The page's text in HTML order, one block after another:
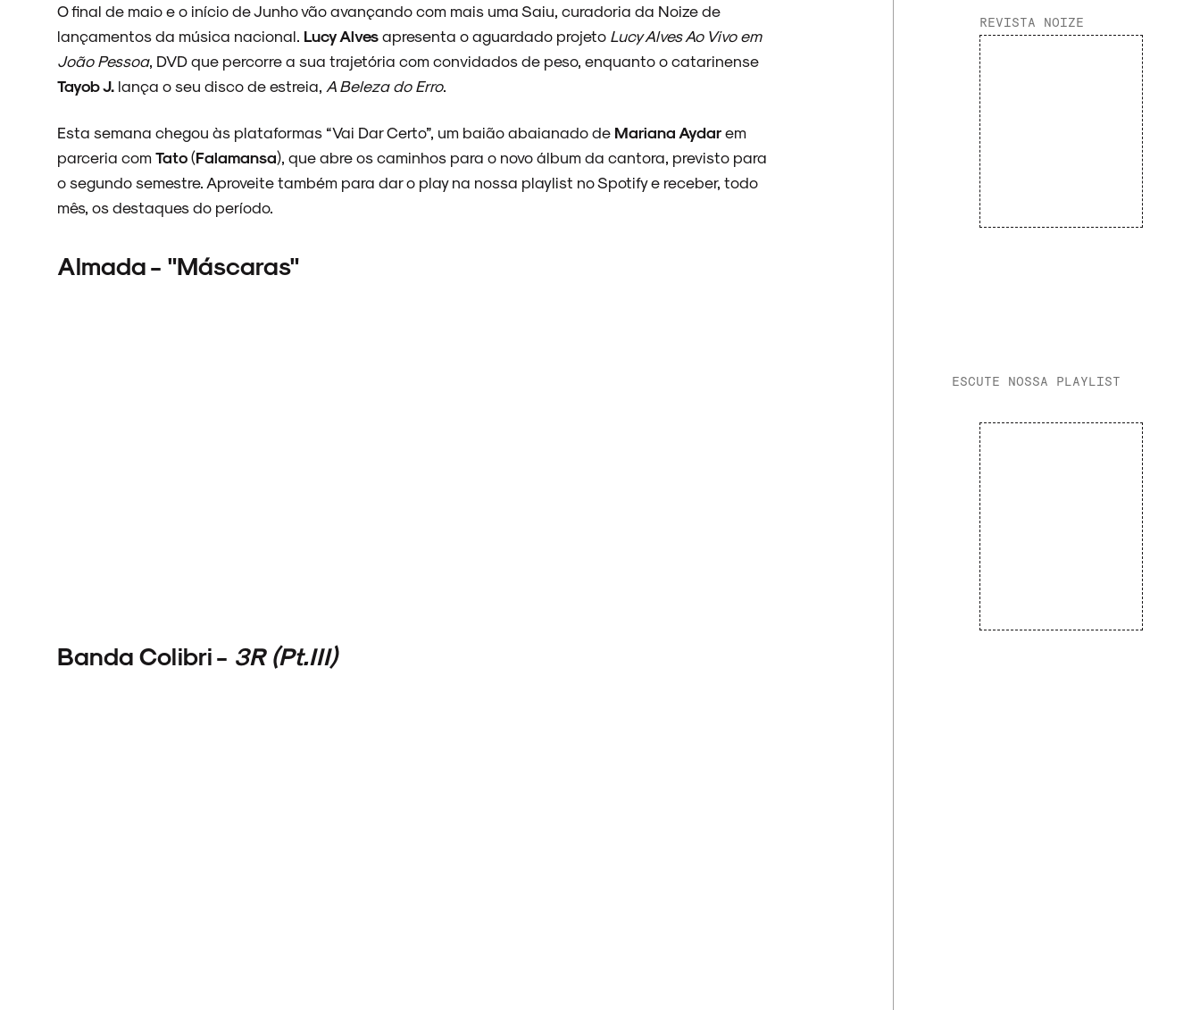
ARQUIVO
O final de maio e o início de Junho vão avançando com mais uma Saiu, curadoria da Noize de
lançamentos da música nacional. Lucy Alvesapresenta o aguardado projeto Lucy Alves Ao Vivo em
João Pessoa, DVD que percorre a sua trajetória com convidados de peso, enquanto o catarinense
Tayob J. lança o seu disco de estreia, A Beleza do Erro.
Esta semana chegou às plataformas “Vai Dar Certo”, um baião abaianado de Mariana Aydarem
parceria comTato(Falamansa), que abre os caminhos para o novo álbum da cantora, previsto para
o segundo semestre. Aproveite também para dar o play na nossa playlist no Spotify e receber, todo
mês, os destaques do período.
Almada - "Máscaras"
Banda Colibri - 3R (Pt.III)
REVISTA NOIZE
ESCUTE NOSSA PLAYLIST